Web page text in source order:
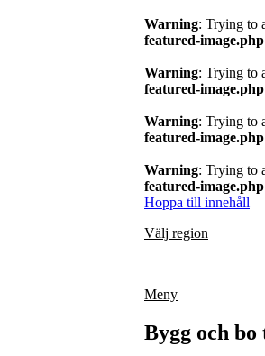
Warning: Trying to
featured-image.php
Warning: Trying to
featured-image.php
Warning: Trying to
featured-image.php
Warning: Trying to
featured-image.php
Hoppa till innehåll
Välj region
Meny
Bygg och